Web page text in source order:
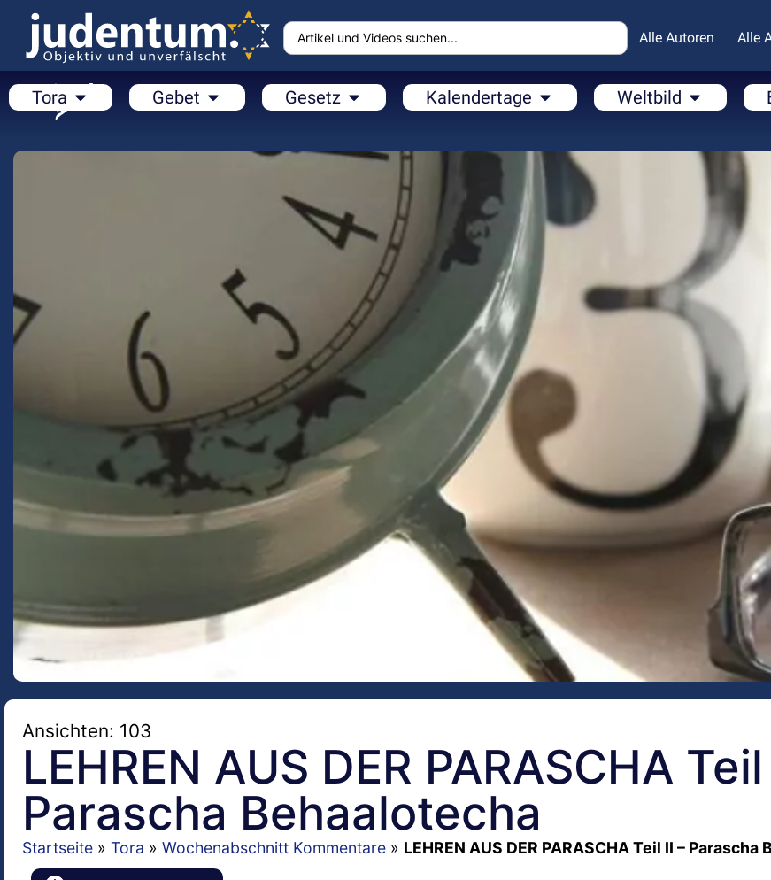
Alle Autoren Alle
Tora Gebet Gesetz Kalendertage Weltbild
Ansichten: 103
LEHREN AUS DER PARASCHA
Parascha Behaalotecha
Startseite » Tora » Wochenabschnitt Kommentare » LEHREN AUS DER PARASCHA Teil II – Parascha